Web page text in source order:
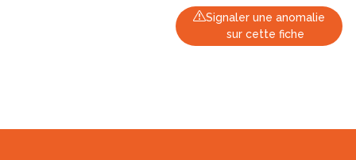
Signaler une anomalie
sur cette fiche